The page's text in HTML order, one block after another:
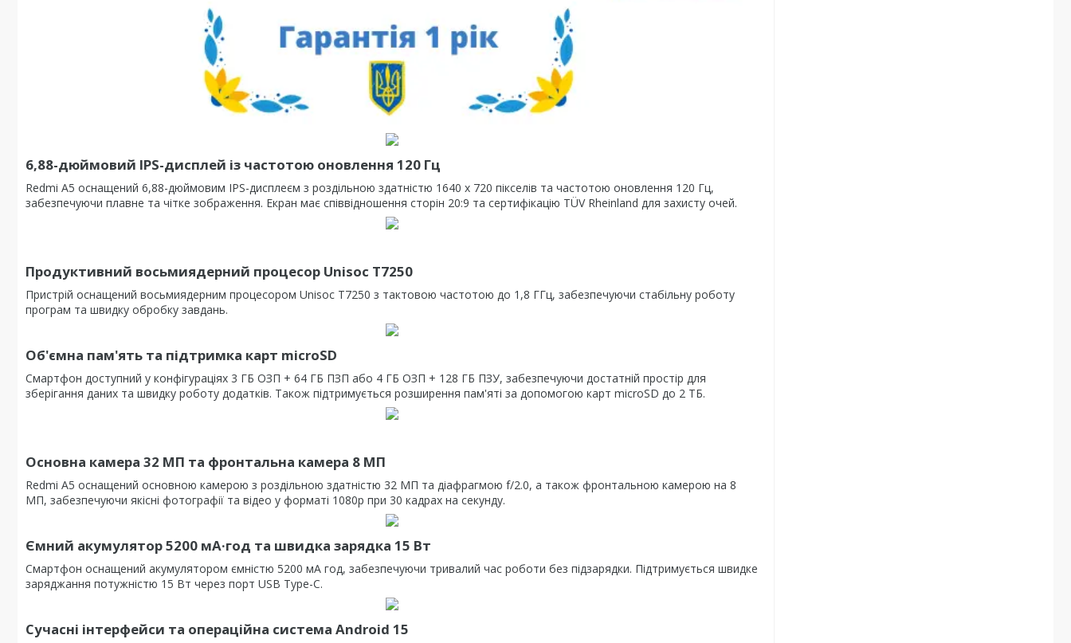
6,88-дюймовий IPS-дисплей із частотою оновлення 120 Гц
Redmi A5 оснащений 6,88-дюймовим IPS-дисплеєм з роздільною здатністю 1640 x 720 пікселів та частотою оновлення 120 Гц,
забезпечуючи плавне та чітке зображення. Екран має співвідношення сторін 20:9 та сертифікацію TÜV Rheinland для захисту очей.
Продуктивний восьмиядерний процесор Unisoc T7250
Пристрій оснащений восьмиядерним процесором Unisoc T7250 з тактовою частотою до 1,8 ГГц, забезпечуючи стабільну роботу
програм та швидку обробку завдань.
Об'ємна пам'ять та підтримка карт microSD
Смартфон доступний у конфігураціях 3 ГБ ОЗП + 64 ГБ ПЗП або 4 ГБ ОЗП + 128 ГБ ПЗУ, забезпечуючи достатній простір для
зберігання даних та швидку роботу додатків. Також підтримується розширення пам'яті за допомогою карт microSD до 2 ТБ.
Основна камера 32 МП та фронтальна камера 8 МП
Redmi A5 оснащений основною камерою з роздільною здатністю 32 МП та діафрагмою f/2.0, а також фронтальною камерою на 8
МП, забезпечуючи якісні фотографії та відео у форматі 1080p при 30 кадрах на секунду.
Ємний акумулятор 5200 мА·год та швидка зарядка 15 Вт
Смартфон оснащений акумулятором ємністю 5200 мА год, забезпечуючи тривалий час роботи без підзарядки. Підтримується швидке
заряджання потужністю 15 Вт через порт USB Type-C.
Сучасні інтерфейси та операційна система Android 15